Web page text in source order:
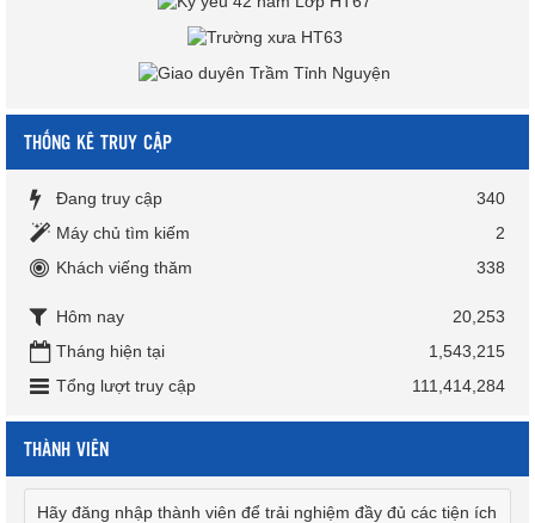
THỐNG KÊ TRUY CẬP
Đang truy cập
340
Máy chủ tìm kiếm
2
Khách viếng thăm
338
Hôm nay
20,253
Tháng hiện tại
1,543,215
Tổng lượt truy cập
111,414,284
THÀNH VIÊN
Hãy đăng nhập thành viên để trải nghiệm đầy đủ các tiện ích